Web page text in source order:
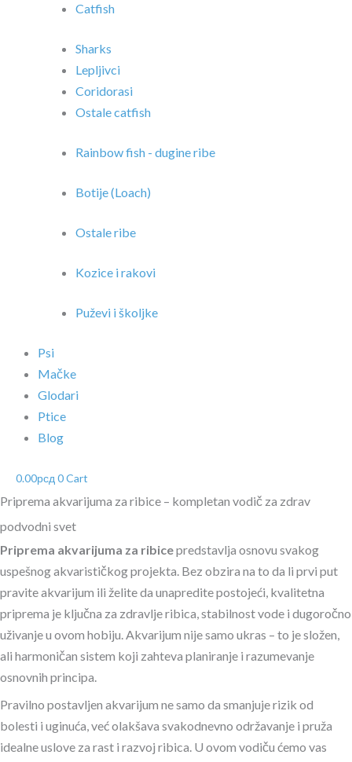
Catfish
Sharks
Lepljivci
Coridorasi
Ostale catfish
Rainbow fish - dugine ribe
Botije (Loach)
Ostale ribe
Kozice i rakovi
Puževi i školjke
Psi
Mačke
Glodari
Ptice
Blog
0.00рсд 0Cart
Priprema akvarijuma za ribice – kompletan vodič za zdrav
podvodni svet
Priprema akvarijuma za ribicepredstavlja osnovu svakog
uspešnog akvarističkog projekta. Bez obzira na to da li prvi put
pravite akvarijum ili želite da unapredite postojeći, kvalitetna
priprema je ključna za zdravlje ribica, stabilnost vode i dugoročno
uživanje u ovom hobiju. Akvarijum nije samo ukras – to je složen,
ali harmoničan sistem koji zahteva planiranje i razumevanje
osnovnih principa.
Pravilno postavljen akvarijum ne samo da smanjuje rizik od
bolesti i uginuća, već olakšava svakodnevno održavanje i pruža
idealne uslove za rast i razvoj ribica. U ovom vodiču ćemo vas